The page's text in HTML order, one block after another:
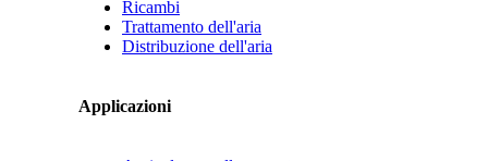
Ricambi
Trattamento dell'aria
Distribuzione dell'aria
Applicazioni